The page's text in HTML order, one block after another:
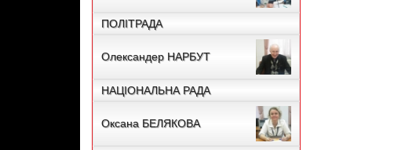
ПОЛІТРАДА
Олександер НАРБУТ
НАЦІОНАЛЬНА РАДА
Оксана БЕЛЯКОВА